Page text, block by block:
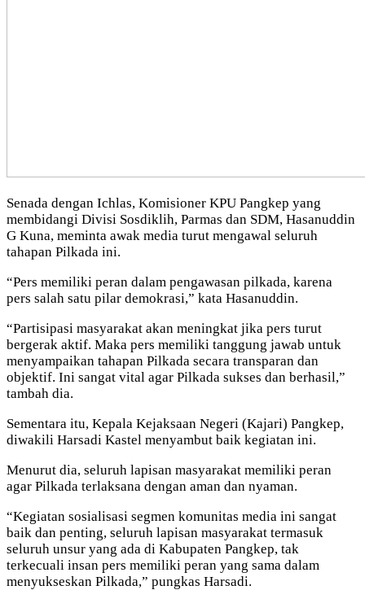
Senada dengan Ichlas, Komisioner KPU Pangkep yang
membidangi Divisi Sosdiklih, Parmas dan SDM, Hasanuddin
G Kuna, meminta awak media turut mengawal seluruh
tahapan Pilkada ini.
“Pers memiliki peran dalam pengawasan pilkada, karena
pers salah satu pilar demokrasi,” kata Hasanuddin.
“Partisipasi masyarakat akan meningkat jika pers turut
bergerak aktif. Maka pers memiliki tanggung jawab untuk
menyampaikan tahapan Pilkada secara transparan dan
objektif. Ini sangat vital agar Pilkada sukses dan berhasil,”
tambah dia.
Sementara itu, Kepala Kejaksaan Negeri (Kajari) Pangkep,
diwakili Harsadi Kastel menyambut baik kegiatan ini.
Menurut dia, seluruh lapisan masyarakat memiliki peran
agar Pilkada terlaksana dengan aman dan nyaman.
“Kegiatan sosialisasi segmen komunitas media ini sangat
baik dan penting, seluruh lapisan masyarakat termasuk
seluruh unsur yang ada di Kabupaten Pangkep, tak
terkecuali insan pers memiliki peran yang sama dalam
menyukseskan Pilkada,” pungkas Harsadi.